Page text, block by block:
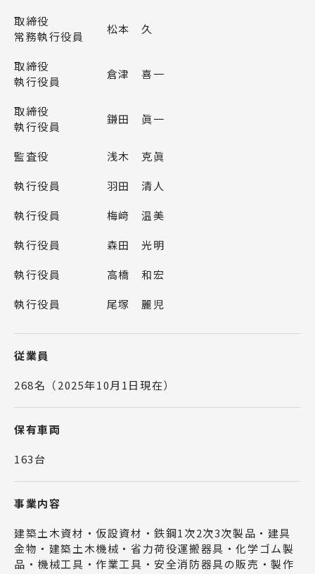
取締役
常務執行役員
松本 久
取締役
執行役員
倉津 喜一
取締役
執行役員
鎌田 眞一
監査役
浅木 克眞
執行役員
羽田 清人
執行役員
梅﨑 温美
執行役員
森田 光明
執行役員
高橋 和宏
執行役員
尾塚 麗児
従業員
268名（2025年10月1日現在）
保有車両
163台
事業内容
建築土木資材・仮設資材・鉄鋼1次2次3次製品・建具
金物・建築土木機械・省力荷役運搬器具・化学ゴム製
品・機械工具・作業工具・安全消防器具の販売・製作